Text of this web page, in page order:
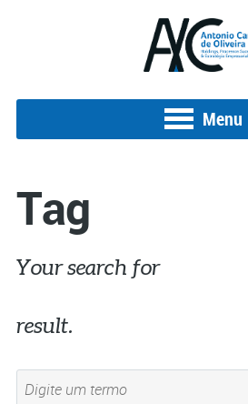
Menu
Tag
Your search for
result.